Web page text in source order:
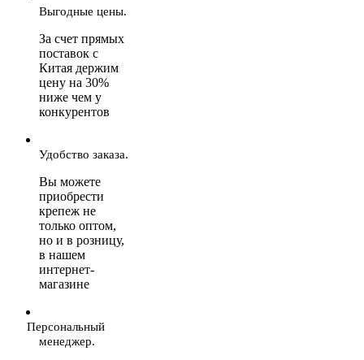
Выгодные цены.
За счет прямых
поставок с
Китая держим
цену на 30%
ниже чем у
конкурентов
Удобство заказа.
Вы можете
приобрести
крепеж не
только оптом,
но и в розницу,
в нашем
интернет-
магазине
Персональный
менеджер.